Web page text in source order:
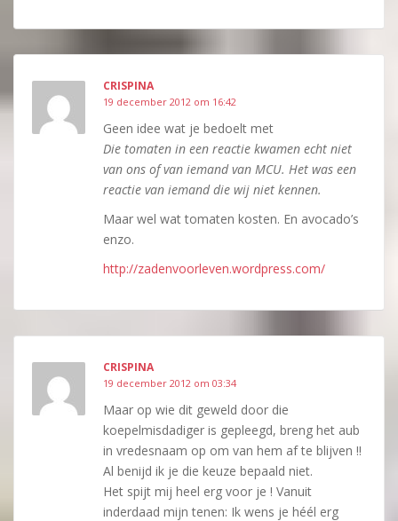
CRISPINA
19 december 2012 om 16:42
Geen idee wat je bedoelt met
Die tomaten in een reactie kwamen echt niet
van ons of van iemand van MCU. Het was een
reactie van iemand die wij niet kennen.
Maar wel wat tomaten kosten. En avocado’s
enzo.
http://zadenvoorleven.wordpress.com/
CRISPINA
19 december 2012 om 03:34
Maar op wie dit geweld door die
koepelmisdadiger is gepleegd, breng het aub
in vredesnaam op om van hem af te blijven !!
Al benijd ik je die keuze bepaald niet.
Het spijt mij heel erg voor je ! Vanuit
inderdaad mijn tenen: Ik wens je héél erg